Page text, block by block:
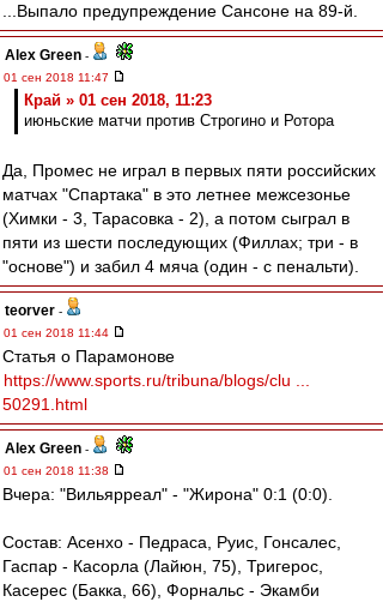
...Выпало предупреждение Сансоне на 89-й.
Alex Green -
01 сен 2018 11:47
Край » 01 сен 2018, 11:23
июньские матчи против Строгино и Ротора
Да, Промес не играл в первых пяти российских
матчах "Спартака" в это летнее межсезонье
(Химки - 3, Тарасовка - 2), а потом сыграл в
пяти из шести последующих (Филлах; три - в
"основе") и забил 4 мяча (один - с пенальти).
teorver -
01 сен 2018 11:44
Статья о Парамонове
https://www.sports.ru/tribuna/blogs/clu ...
50291.html
Alex Green -
01 сен 2018 11:38
Вчера: "Вильярреал" - "Жирона" 0:1 (0:0).
Состав: Асенхо - Педраса, Руис, Гонсалес,
Гаспар - Касорла (Лайюн, 75), Тригерос,
Касерес (Бакка, 66), Форнальс - Экамби